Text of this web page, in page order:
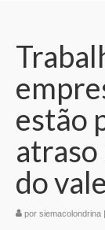
estão
atraso
do
por siemacolondrina |